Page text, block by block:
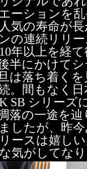
ーションを
気の寿命が
の連続リリ
年以上を経
半にかけて
は落ち着く
。間もなく
SB シリーズ
落の一途を
したが、昨
ースは嬉し
気がしてな